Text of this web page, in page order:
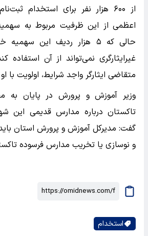
از ۶۰۰ هزار نفر برای استخدام
اعظمی از این ظرفیت مربوط به
حالی که ۵ هزار ردیف این
غیرایثارگری نمی‌تواند از آن
متقاضی ایثارگر واجد شرایط، اولویت با
وزیر آموزش و پرورش در پایان به
تاکستان درباره مدارس قدیمی این
گفت: مدیرکل آموزش و پرورش استان باید
و نوسازی یا تخریب مدارس فرسوده
استخدام